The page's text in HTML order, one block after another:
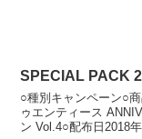
SPECIAL PACK
○種別キャンペーン○
ゥエンティース
ン Vol.4○配布日2018